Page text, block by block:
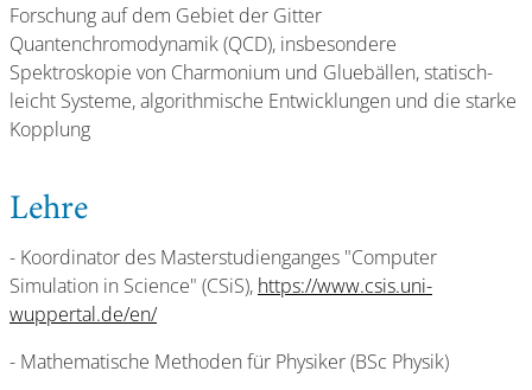
Forschung auf dem Gebiet der Gitter
Quantenchromodynamik (QCD), insbesondere
Spektroskopie von Charmonium und Gluebällen, statisch-
leicht Systeme, algorithmische Entwicklungen und die starke
Kopplung
Lehre
- Koordinator des Masterstudienganges "Computer
Simulation in Science" (CSiS), https://www.csis.uni-
wuppertal.de/en/
- Mathematische Methoden für Physiker (BSc Physik)